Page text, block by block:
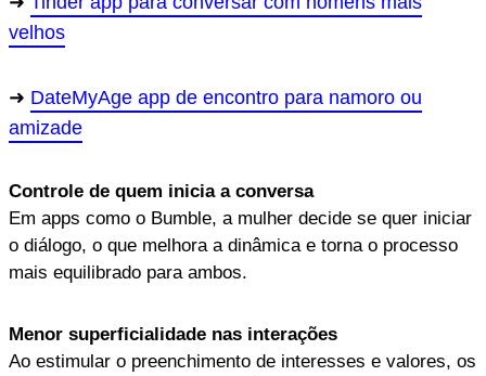
velhos
DateMyAge app de encontro para namoro ou
amizade
Controle de quem inicia a conversa
Em apps como o Bumble, a mulher decide se quer iniciar
o diálogo, o que melhora a dinâmica e torna o processo
mais equilibrado para ambos.
Menor superficialidade nas interações
Ao estimular o preenchimento de interesses e valores, os